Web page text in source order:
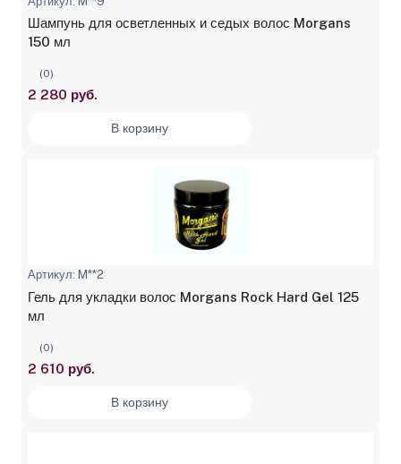
Шампунь для осветленных и седых волос Morgans
150 мл
(0)
2 280 руб.
В корзину
Артикул: M**2
Гель для укладки волос Morgans Rock Hard Gel 125
мл
(0)
2 610 руб.
В корзину